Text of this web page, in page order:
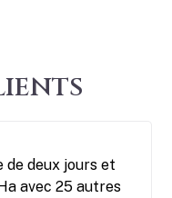
de deux jours et
avec 25 autres